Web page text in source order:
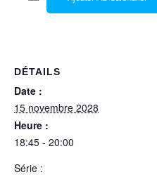
DÉTAILS
Date :
15 novembre 2028
Heure :
18:45 - 20:00
Série :